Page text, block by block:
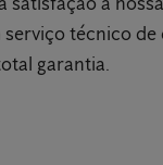
técnico de
garantia.